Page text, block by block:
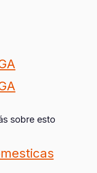
sobre esto